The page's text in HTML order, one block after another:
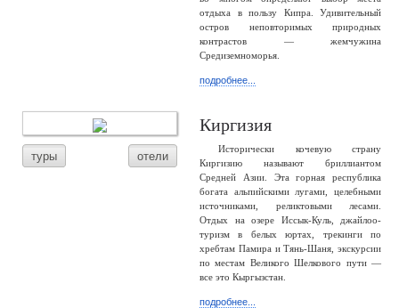
отдыха в пользу Кипра. Удивительный
остров неповторимых природных
контрастов — жемчужина
Средиземноморья.
подробнее...
туры отели
Киргизия
Исторически кочевую страну
Киргизию называют бриллиантом
Средней Азии. Эта горная республика
богата альпийскими лугами, целебными
источниками, реликтовыми лесами.
Отдых на озере Иссык-Куль, джайлоо-
туризм в белых юртах, трекинги по
хребтам Памира и Тянь-Шаня, экскурсии
по местам Великого Шелкового пути —
все это Кыргызстан.
подробнее...